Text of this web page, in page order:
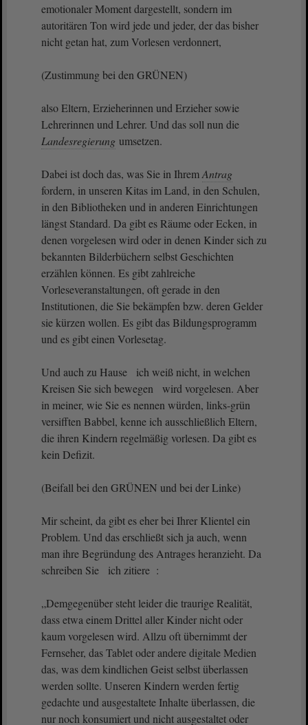
emotionaler Moment dargestellt, sondern im
autoritären Ton wird jede und jeder, der das bisher
nicht getan hat, zum Vorlesen verdonnert,
(Zustimmung bei den GRÜNEN)
also Eltern, Erzieherinnen und Erzieher sowie
Lehrerinnen und Lehrer. Und das soll nun die
Landesregierung umsetzen.
Dabei ist doch das, was Sie in IhremAntrag
fordern, in unseren Kitas im Land, in den Schulen,
in den Bibliotheken und in anderen Einrichtungen
längst Standard. Da gibt es Räume oder Ecken, in
denen vorgelesen wird oder in denen Kinder sich zu
bekannten Bilderbüchern selbst Geschichten
erzählen können. Es gibt zahlreiche
Vorleseveranstaltungen, oft gerade in den
Institutionen, die Sie bekämpfen bzw. deren Gelder
sie kürzen wollen. Es gibt das Bildungsprogramm
und es gibt einen Vorlesetag.
Und auch zu Hause ich weiß nicht, in welchen
Kreisen Sie sich bewegen wird vorgelesen. Aber
in meiner, wie Sie es nennen würden, links-grün
versifften Babbel, kenne ich ausschließlich Eltern,
die ihren Kindern regelmäßig vorlesen. Da gibt es
kein Defizit.
(Beifall bei den GRÜNEN und bei der Linke)
Mir scheint, da gibt es eher bei Ihrer Klientel ein
Problem. Und das erschließt sich ja auch, wenn
man ihre Begründung des Antrages heranzieht. Da
schreiben Sie ich zitiere :
„Demgegenüber steht leider die traurige Realität,
dass etwa einem Drittel aller Kinder nicht oder
kaum vorgelesen wird. Allzu oft übernimmt der
Fernseher, das Tablet oder andere digitale Medien
das, was dem kindlichen Geist selbst überlassen
werden sollte. Unseren Kindern werden fertig
gedachte und ausgestaltete Inhalte überlassen, die
nur noch konsumiert und nicht ausgestaltet oder